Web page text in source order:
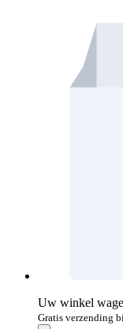
Uw winkel
Gratis verzending